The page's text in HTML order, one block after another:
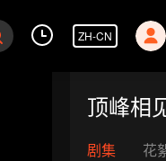
ZH-CN
顶峰相
剧集 花